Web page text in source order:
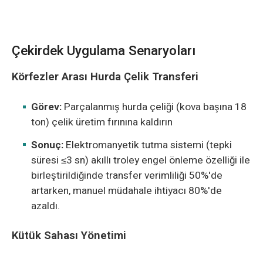
Çekirdek Uygulama Senaryoları
Körfezler Arası Hurda Çelik Transferi
Görev: Parçalanmış hurda çeliği (kova başına 18
ton) çelik üretim fırınına kaldırın
Sonuç: Elektromanyetik tutma sistemi (tepki
süresi ≤3 sn) akıllı troley engel önleme özelliği ile
birleştirildiğinde transfer verimliliği 50%'de
artarken, manuel müdahale ihtiyacı 80%'de
azaldı.
Kütük Sahası Yönetimi